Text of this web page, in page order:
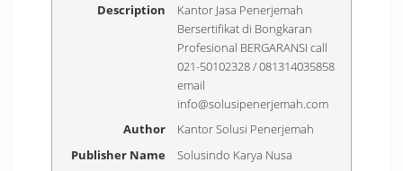
Description
Kantor Jasa Penerjemah
Bersertifikat di Bongkaran
Profesional BERGARANSI call
021-50102328 / 081314035858
email
info@solusipenerjemah.com
Author
Kantor Solusi Penerjemah
Publisher Name
Solusindo Karya Nusa